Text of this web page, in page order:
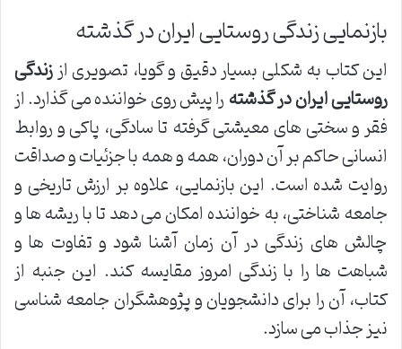
بازنمایی زندگی روستایی ایران در گذشته
این کتاب به شکلی بسیار دقیق و گویا، تصویری اززندگی
روستایی ایران در گذشتهرا پیش روی خواننده می گذارد. از
فقر و سختی های معیشتی گرفته تا سادگی، پاکی و روابط
انسانی حاکم بر آن دوران، همه و همه با جزئیات و صداقت
روایت شده است. این بازنمایی، علاوه بر ارزش تاریخی و
جامعه شناختی، به خواننده امکان می دهد تا با ریشه ها و
چالش های زندگی در آن زمان آشنا شود و تفاوت ها و
شباهت ها را با زندگی امروز مقایسه کند. این جنبه از
کتاب، آن را برای دانشجویان و پژوهشگران جامعه شناسی
نیز جذاب می سازد.